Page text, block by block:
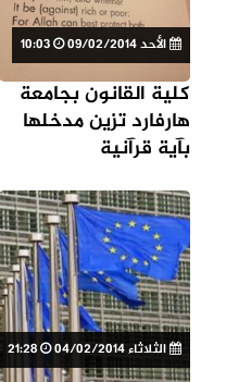
الأحد 09/02/2014
كلية القانون بجامعة
هارفارد تزين مدخلها
بآية قرآنية
الثلاثاء 04/02/2014